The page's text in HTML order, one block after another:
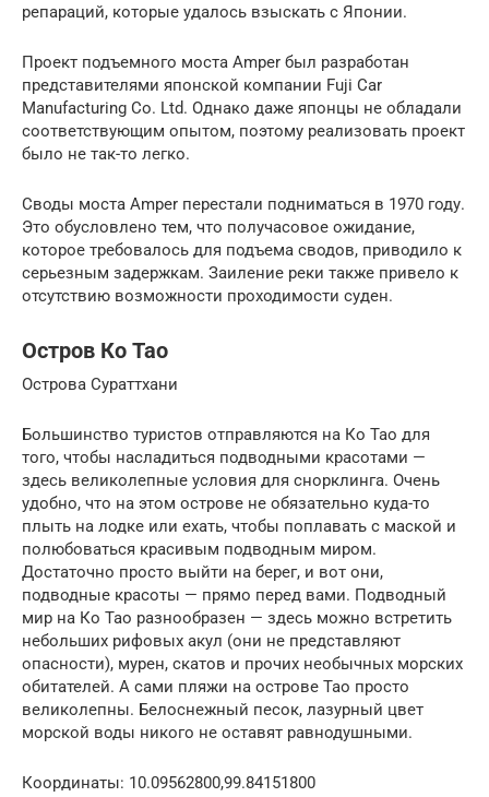
репараций, которые удалось взыскать с Японии.
Проект подъемного моста Amper был разработан
представителями японской компании Fuji Car
Manufacturing Co. Ltd. Однако даже японцы не обладали
соответствующим опытом, поэтому реализовать проект
было не так-то легко.
Своды моста Amper перестали подниматься в 1970 году.
Это обусловлено тем, что получасовое ожидание,
которое требовалось для подъема сводов, приводило к
серьезным задержкам. Заиление реки также привело к
отсутствию возможности проходимости суден.
Остров Ко Тао
Острова Сураттхани
Большинство туристов отправляются на Ко Тао для
того, чтобы насладиться подводными красотами —
здесь великолепные условия для снорклинга. Очень
удобно, что на этом острове не обязательно куда-то
плыть на лодке или ехать, чтобы поплавать с маской и
полюбоваться красивым подводным миром.
Достаточно просто выйти на берег, и вот они,
подводные красоты — прямо перед вами. Подводный
мир на Ко Тао разнообразен — здесь можно встретить
небольших рифовых акул (они не представляют
опасности), мурен, скатов и прочих необычных морских
обитателей. А сами пляжи на острове Тао просто
великолепны. Белоснежный песок, лазурный цвет
морской воды никого не оставят равнодушными.
Координаты: 10.09562800,99.84151800